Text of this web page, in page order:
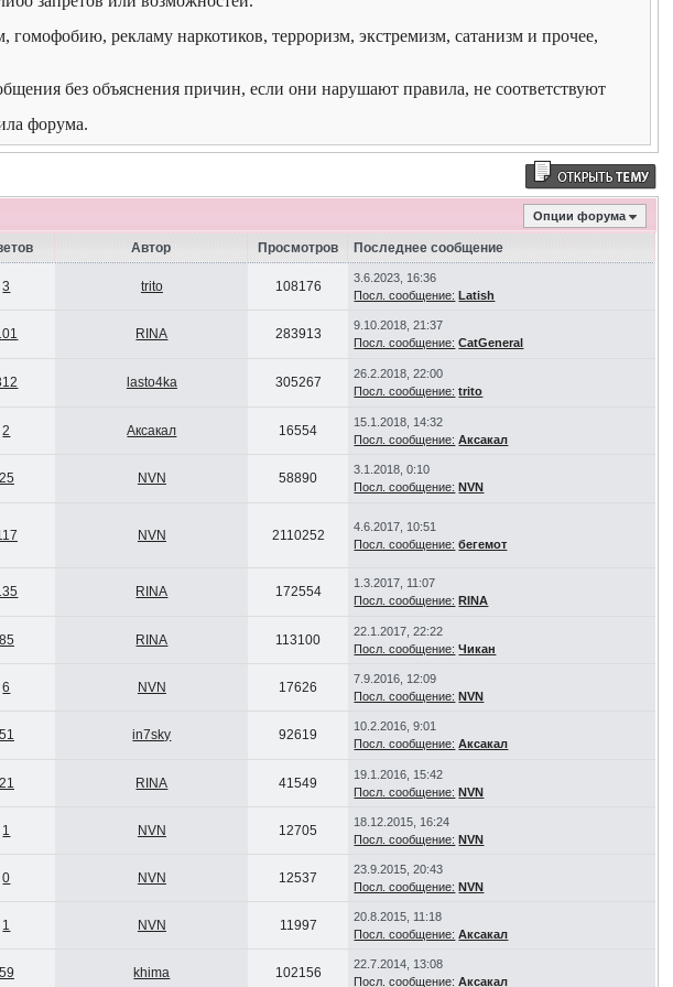
рекламу наркотиков, терроризм, экстремизм, сатанизм и прочее,
без объяснения причин, если они нарушают правила, не соответствуют
форума.
Опции форума
Автор Просмотров Последнее сообщение
3 trito 108176
3.6.2023, 16:36
Посл. сообщение: Latish
RINA 283913
9.10.2018, 21:37
Посл. сообщение: CatGeneral
lasto4ka 305267
26.2.2018, 22:00
Посл. сообщение: trito
2 Аксакал 16554
15.1.2018, 14:32
Посл. сообщение: Аксакал
25 NVN 58890
3.1.2018, 0:10
Посл. сообщение: NVN
NVN 2110252
4.6.2017, 10:51
Посл. сообщение: бегемот
RINA 172554
1.3.2017, 11:07
Посл. сообщение: RINA
85 RINA 113100
22.1.2017, 22:22
Посл. сообщение: Чикан
6 NVN 17626
7.9.2016, 12:09
Посл. сообщение: NVN
51 in7sky 92619
10.2.2016, 9:01
Посл. сообщение: Аксакал
21 RINA 41549
19.1.2016, 15:42
Посл. сообщение: NVN
1 NVN 12705
18.12.2015, 16:24
Посл. сообщение: NVN
0 NVN 12537
23.9.2015, 20:43
Посл. сообщение: NVN
1 NVN 11997
20.8.2015, 11:18
Посл. сообщение: Аксакал
59 khima 102156
22.7.2014, 13:08
Посл. сообщение: Аксакал